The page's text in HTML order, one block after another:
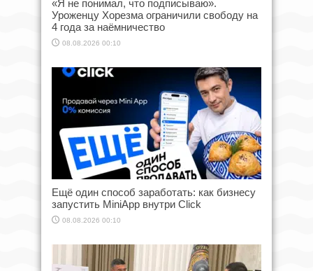
«Я не понимал, что подписываю».
Уроженцу Хорезма ограничили свободу на
4 года за наёмничество
08.08.2026 00:10
Ещё один способ заработать: как бизнесу
запустить MiniApp внутри Click
08.08.2026 00:10